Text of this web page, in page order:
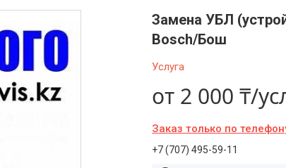
Замена УБЛ
Bosch/Бош
Услуга
от 2 000 ₸/
Заказ только по
+7 (707) 495-59-11